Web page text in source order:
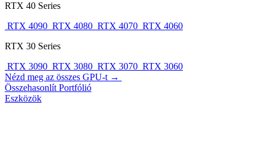
RTX 40 Series
RTX 4090 RTX 4080 RTX 4070 RTX 4060
RTX 30 Series
RTX 3090 RTX 3080 RTX 3070 RTX 3060
Nézd meg az összes GPU-t →
Összehasonlít Portfólió
Eszközök